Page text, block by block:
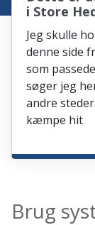
i Store
Jeg skulle
denne side
som
søger jeg
andre
kæmpe hit
Brug